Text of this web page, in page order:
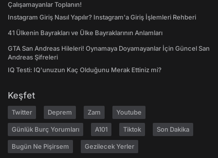
Çalışamayanlar Toplanın!
Instagram Giriş Nasıl Yapılır? Instagram'a Giriş İşlemleri Rehberi
41 Ülkenin Bayrakları ve Ülke Bayraklarının Anlamları
GTA San Andreas Hileleri! Oynamaya Doyamayanlar İçin Güncel San
Andreas Şifreleri
IQ Testi: IQ'unuzun Kaç Olduğunu Merak Ettiniz mi?
Keşfet
Twitter Deprem Zam Youtube
Günlük Burç Yorumları A101 Tiktok Son Dakika
Bugün Ne Pişirsem Gezilecek Yerler